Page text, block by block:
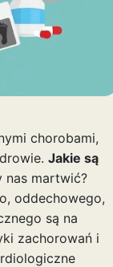
chorobami,
Jakie są
martwić?
oddechowego,
są na
zachorowań i